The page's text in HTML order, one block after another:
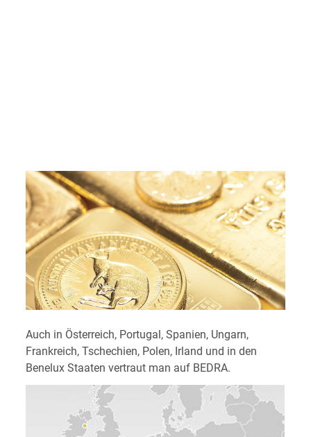
Auch in Österreich, Portugal, Spanien, Ungarn,
Frankreich, Tschechien, Polen, Irland und in den
Benelux Staaten vertraut man auf BEDRA.